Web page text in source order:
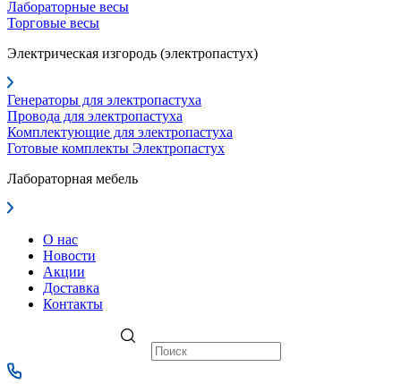
Лабораторные весы
Торговые весы
Электрическая изгородь (электропастух)
Генераторы для электропастуха
Провода для электропастуха
Комплектующие для электропастуха
Готовые комплекты Электропастух
Лабораторная мебель
О нас
Новости
Акции
Доставка
Контакты